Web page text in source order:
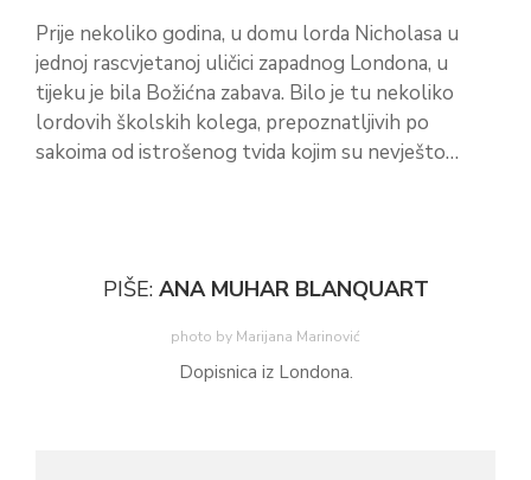
Prije nekoliko godina, u domu lorda Nicholasa u
jednoj rascvjetanoj uličici zapadnog Londona, u
tijeku je bila Božićna zabava. Bilo je tu nekoliko
lordovih školskih kolega, prepoznatljivih po
sakoima od istrošenog tvida kojim su nevješto…
PIŠE: ANA MUHAR BLANQUART
photo by Marijana Marinović
Dopisnica iz Londona.